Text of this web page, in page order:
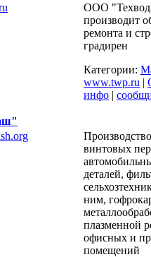
ООО
производит
ремонта и
градирен
Категории:
www.twp.ru |
инфо |
винтовых
деталей,
ним,
плазменной
офисных и
помещений